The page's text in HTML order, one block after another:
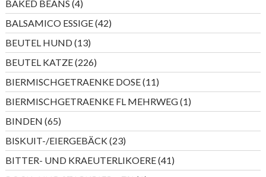
BAKED BEANS 44
Produkte
BALSAMICO ESSIGE 4242
Produkte
BEUTEL HUND 1313
Produkte
BEUTEL KATZE 226226
Produkte
BIERMISCHGETRAENKE DOSE 1111
Produkte
BIERMISCHGETRAENKE FL MEHRWEG 11
Produkt
BINDEN 6565
Produkte
BISKUIT-/EIERGEBÄCK 2323
Produkte
BITTER- UND KRAEUTERLIKOERE 4141
Produkte